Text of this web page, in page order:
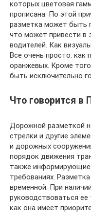
которых цветовая
прописана. По этой
разметка может быть
что может привести в
водителей. Как
Все очень просто: как
оранжевых. Кроме
быть исключительно
Что говорится в
Дорожной разметкой
стрелки и другие
и дорожных
порядок движения
также информирующие
требованиях.
временной. При
руководствоваться
как она имеет